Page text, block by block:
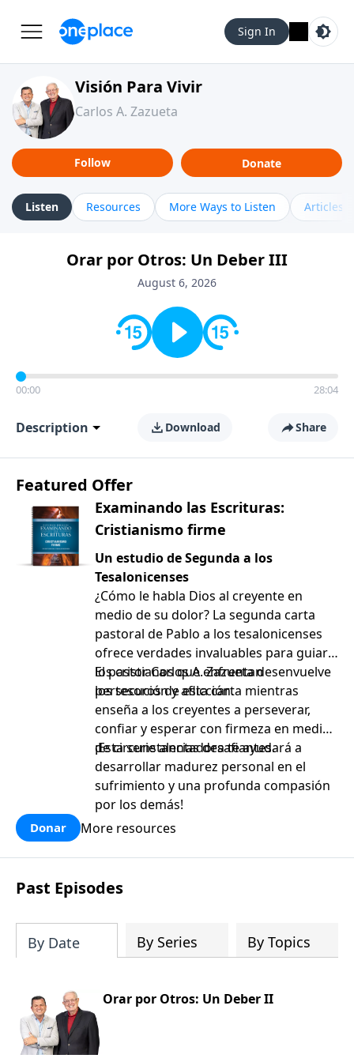
Sign In
Visión Para Vivir
Carlos A. Zazueta
Follow Donate
Listen Resources More Ways to Listen Articles
Orar por Otros: Un Deber III
August 6, 2026
00:00 28:04
Description Download Share
Featured Offer
Examinando las Escrituras:
Cristianismo firme
Un estudio de Segunda a los
Tesalonicenses
¿Cómo le habla Dios al creyente en
medio de su dolor? La segunda carta
pastoral de Pablo a los tesalonicenses
ofrece verdades invaluables para guiar a
los cristianos que enfrentan
persecución y aflicción.
El pastor Carlos A. Zazueta desenvuelve
los tesoros de esta carta mientras
enseña a los creyentes a perseverar,
confiar y esperar con firmeza en medio
de circunstancias desafiantes.
¡Esta serie alentadora te ayudará a
desarrollar madurez personal en el
sufrimiento y una profunda compasión
por los demás!
Donar More resources
Past Episodes
By Date By Series By Topics
Orar por Otros: Un Deber II